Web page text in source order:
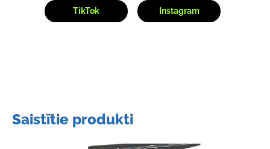
TikTok Instagram
Saistītie produkti